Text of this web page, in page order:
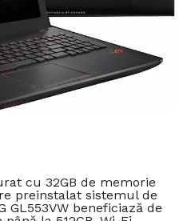
cu 32GB de memorie
preinstalat sistemul de
GL553VW beneficiază de